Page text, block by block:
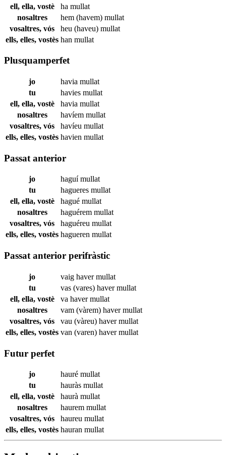
ell, ella, vostè
ha mullat
nosaltres
hem (havem) mullat
vosaltres, vós
heu (haveu) mullat
ells, elles, vostès han mullat
Plusquamperfet
jo havia mullat
tu
havies mullat
ell, ella, vostè
havia mullat
nosaltres
havíem mullat
vosaltres, vós
havíeu mullat
ells, elles, vostès havien mullat
Passat anterior
jo haguímullat
tu
hagueres mullat
ell, ella, vostè
hagué mullat
nosaltres
haguérem mullat
vosaltres, vós
haguéreu mullat
ells, elles, vostès hagueren mullat
Passat anterior perifràstic
jo vaig havermullat
tu
vas (vares) havermullat
ell, ella, vostè
va havermullat
nosaltres
vam (vàrem) havermullat
vosaltres, vós
vau (vàreu) havermullat
ells, elles, vostès van (varen) havermullat
Futur perfet
jo hauré mullat
tu
hauràs mullat
ell, ella, vostè
haurà mullat
nosaltres
haurem mullat
vosaltres, vós
haureu mullat
ells, elles, vostès hauran mullat